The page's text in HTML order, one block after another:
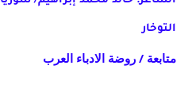
التوخار
متابعة / روضة الادباء العرب